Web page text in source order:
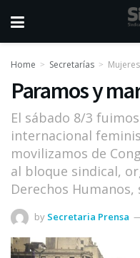
Home Secretarías
Paramos y
El sábado 8/3
internacional
movilizamos de
al bloque sindical,
Derechos
by Secretaria Prensa